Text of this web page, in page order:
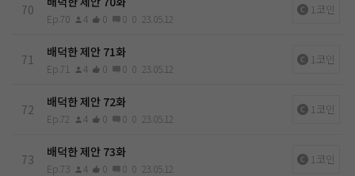
70
Ep.70 4 0 0 0 23.05.12
1코인
71 배덕한 제안 71화
Ep.71 4 0 0 0 23.05.12
1코인
72 배덕한 제안 72화
Ep.72 4 0 0 0 23.05.12
1코인
73 배덕한 제안 73화
Ep.73 4 0 0 0 23.05.12
1코인